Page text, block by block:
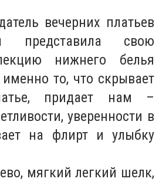
вечерних платьев
представила свою
нижнего белья
именно то, что скрывает
придает нам –
уверенности в
на флирт и улыбку
мягкий легкий шелк,